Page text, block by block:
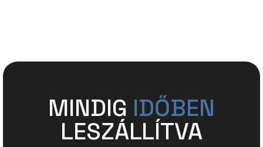
MINDIG IDŐBEN
LESZÁLLÍTVA